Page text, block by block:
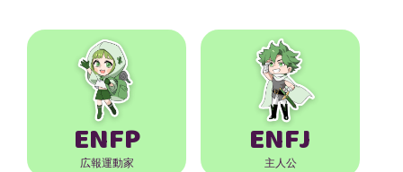
ENFP
広報運動家 ENFJ
主人公